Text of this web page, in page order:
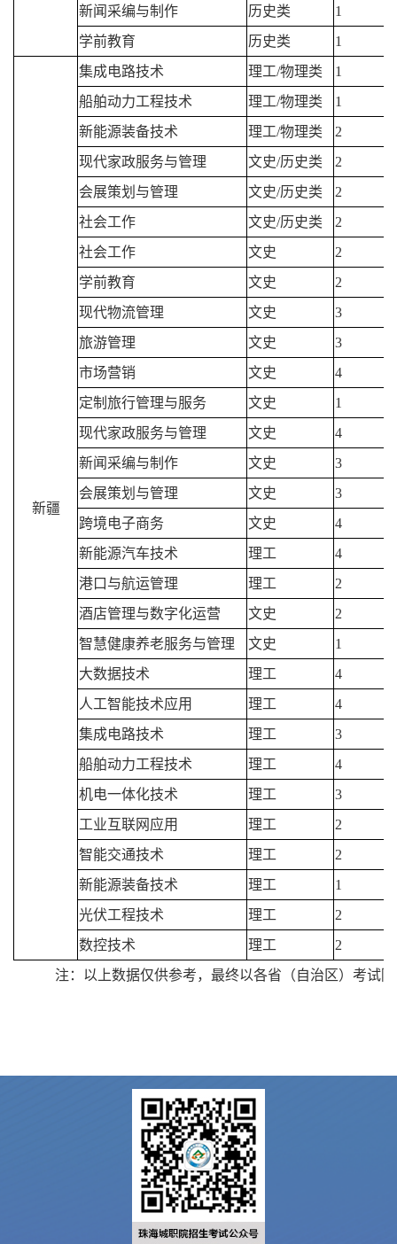
新闻采编与制作
历史类
1
学前教育
历史类 1
新疆
集成电路技术 理工/物理类
1
船舶动力工程技术
理工/物理类
1
新能源装备技术
理工/物理类
2
现代家政服务与管理
文史/历史类
2
会展策划与管理
文史/历史类
2
社会工作
文史/历史类
2
社会工作
文史
2
学前教育
文史
2
现代物流管理
文史
3
旅游管理
文史
3
市场营销
文史
4
定制旅行管理与服务
文史
1
现代家政服务与管理
文史
4
新闻采编与制作
文史
3
会展策划与管理
文史
3
跨境电子商务
文史
4
新能源汽车技术
理工
4
港口与航运管理
理工
2
酒店管理与数字化运营
文史
2
智慧健康养老服务与管理
文史
1
大数据技术
理工
4
人工智能技术应用
理工
4
集成电路技术
理工
3
船舶动力工程技术
理工
4
机电一体化技术
理工
3
工业互联网应用
理工
2
智能交通技术
理工
2
新能源装备技术
理工
1
光伏工程技术
理工
2
数控技术
理工
2
注：以上数据仅供参考，最终以各省（自治区）考试